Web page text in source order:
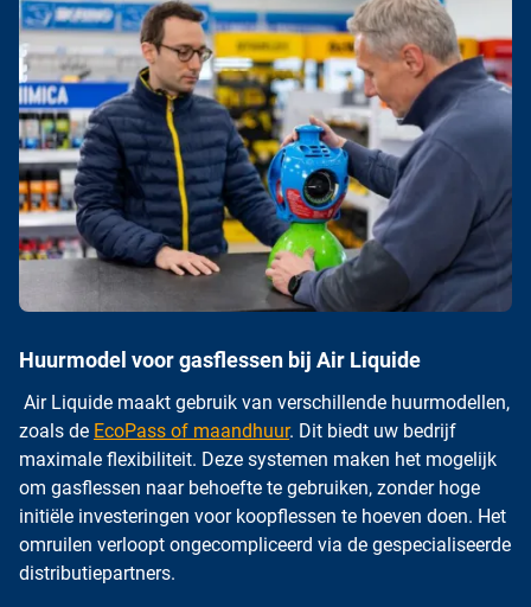
Huurmodel voor gasflessen bij Air Liquide
Air Liquide maakt gebruik van verschillende huurmodellen,
zoals de EcoPass of maandhuur. Dit biedt uw bedrijf
maximale flexibiliteit. Deze systemen maken het mogelijk
om gasflessen naar behoefte te gebruiken, zonder hoge
initiële investeringen voor koopflessen te hoeven doen. Het
omruilen verloopt ongecompliceerd via de gespecialiseerde
distributiepartners.